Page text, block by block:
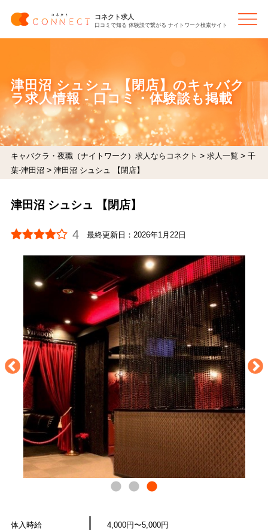
コネクト求人
口コミで知る 体験談で繋がる ナイトワーク検索サイト
津田沼 シュシュ 【閉店】のキャバク
ラ求人情報 - 口コミ・体験談も掲載
キャバクラ・夜職（ナイトワーク）求人ならコネクト > 求人一覧 > 千
葉-津田沼 > 津田沼 シュシュ 【閉店】
津田沼 シュシュ 【閉店】
4 最終更新日：2026年1月22日
体入時給
4,000円〜5,000円